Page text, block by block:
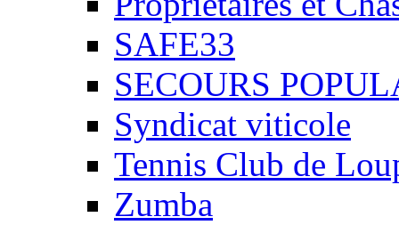
SAFE33
SECOURS
Syndicat viticole
Tennis Club de
Zumba